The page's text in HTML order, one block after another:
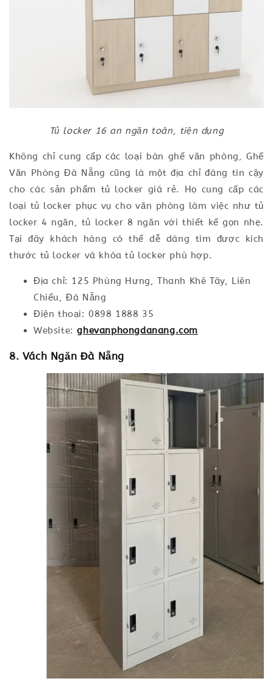
Tủ locker 16 an ngăn toàn, tiện dụng
Không chỉ cung cấp các loại bàn ghế văn phòng, Ghế
Văn Phòng Đà Nẵng cũng là một địa chỉ đáng tin cậy
cho các sản phẩm tủ locker giá rẻ. Họ cung cấp các
loại tủ locker phục vụ cho văn phòng làm việc như tủ
locker 4 ngăn, tủ locker 8 ngăn với thiết kế gọn nhẹ.
Tại đây khách hàng có thể dễ dàng tìm được kích
thước tủ locker và khóa tủ locker phù hợp.
Địa chỉ: 125 Phùng Hưng, Thanh Khê Tây, Liên
Chiểu, Đà Nẵng
Điện thoại: 0898 1888 35
Website:ghevanphongdanang.com
8. Vách Ngăn Đà Nẵng